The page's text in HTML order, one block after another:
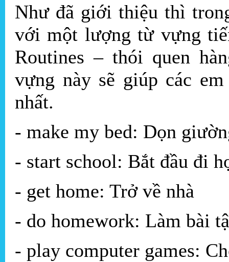
Như đã giới thiệu thì
với một lượng từ vựng
Routines – thói quen
vựng này sẽ giúp các
nhất.
- make my bed: Dọn
- start school: Bắt đầu đi
- get home: Trở về nhà
- do homework: Làm bài
- play computer games: